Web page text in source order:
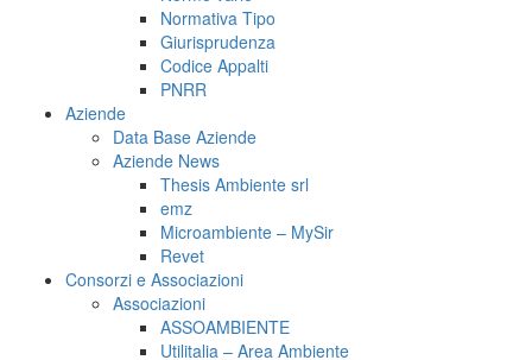
Normativa Tipo
Giurisprudenza
Codice Appalti
PNRR
Aziende
Data Base Aziende
Aziende News
Thesis Ambiente srl
emz
Microambiente – MySir
Revet
Consorzi e Associazioni
Associazioni
ASSOAMBIENTE
Utilitalia – Area Ambiente